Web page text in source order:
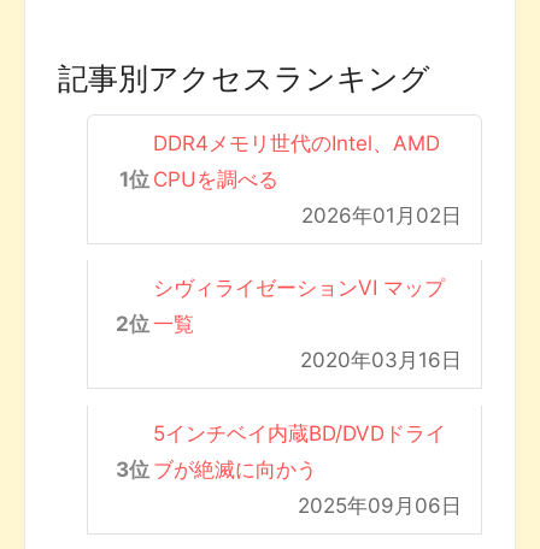
記事別アクセスランキング
DDR4メモリ世代のIntel、AMD
CPUを調べる
2026年01月02日
シヴィライゼーションVI マップ
一覧
2020年03月16日
5インチベイ内蔵BD/DVDドライ
ブが絶滅に向かう
2025年09月06日